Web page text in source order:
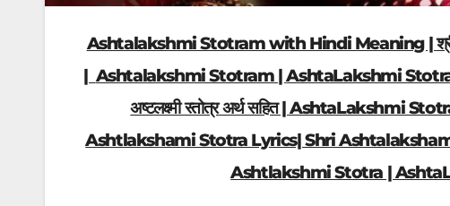
Ashtalakshmi Stotram with Hindi Meaning |
| Ashtalakshmi Stotram |AshtaLakshmi Stotram
अष्टलक्ष्मी स्तोत्र अर्थ सहित | AshtaLakshmi
Ashtlakshami Stotra Lyrics| Shri
Ashtlakshmi Stotra |